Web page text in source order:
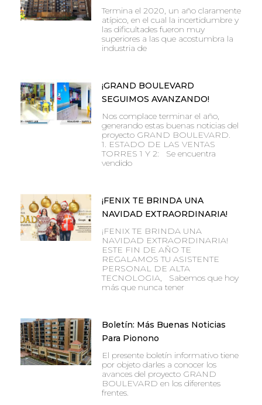
Termina el 2020, un año claramente
atípico, en el cual la incertidumbre y
las dificultades fueron muy
superiores a las que acostumbra la
industria de
¡GRAND BOULEVARD
SEGUIMOS AVANZANDO!
Nos complace terminar el año,
generando estas buenas noticias del
proyecto GRAND BOULEVARD.
1. ESTADO DE LAS VENTAS
TORRES 1 Y 2: Se encuentra
vendido
¡FENIX TE BRINDA UNA
NAVIDAD EXTRAORDINARIA!
¡FENIX TE BRINDA UNA
NAVIDAD EXTRAORDINARIA!
ESTE FIN DE AÑO TE
REGALAMOS TU ASISTENTE
PERSONAL DE ALTA
TECNOLOGIA, Sabemos que hoy
más que nunca tener
Boletín: Más Buenas Noticias
Para Pionono
El presente boletín informativo tiene
por objeto darles a conocer los
avances del proyecto GRAND
BOULEVARD en los diferentes
frentes.